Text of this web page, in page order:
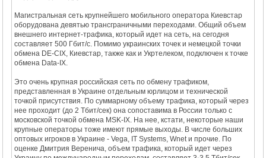
Магистральная сеть крупнейшего мобильного оператора Киевстар
оборудована девятью трансграничными переходами. Общий объем
внешнего интернет-трафика, который идет на сеть, на сегодня
составляет 500 Гбит/с. Помимо украинских точек и немецкой точки
обмена DE-CIX, Киевстар, также как и Укртелеком, подключен к точке
обмена Data-IX.
Это очень крупная российская сеть по обмену трафиком,
представленная в Украине отдельным юрлицом и технической
точкой присутствия. По суммарному объему трафика, который через
нее проходит (до 2 Тбит/сек) она сопоставима в России только с
московской точкой обмена MSK-IX. На нее, кстати, некоторые наши
крупные операторы тоже имеют прямые выходы. В числе больших
оптовых игроков в Украине - Vega, IT Systems, Wnet и прочие. По
оценке Дмитрия Веренича, объем трафика, который идет через